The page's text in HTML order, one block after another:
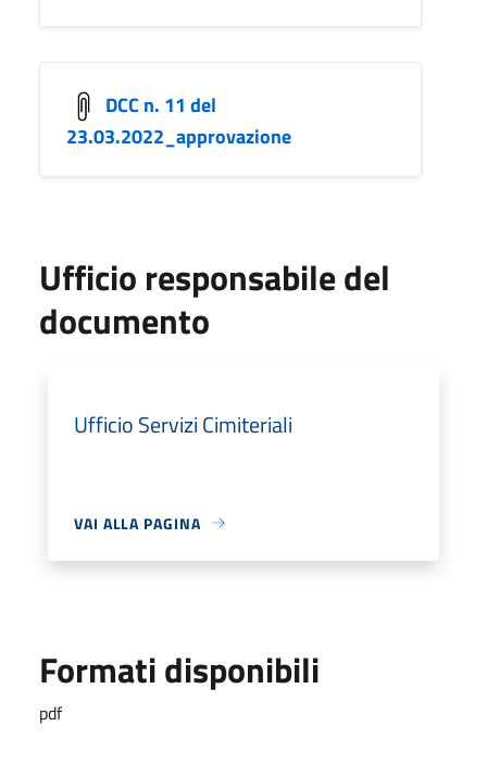
DCC n. 11 del
23.03.2022_approvazione
Ufficio responsabile del
documento
Ufficio Servizi Cimiteriali
VAI ALLA PAGINA
Formati disponibili
pdf